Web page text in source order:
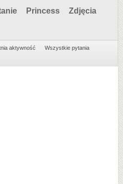
Princess Zdjęcia
aktywność
Wszystkie pytania